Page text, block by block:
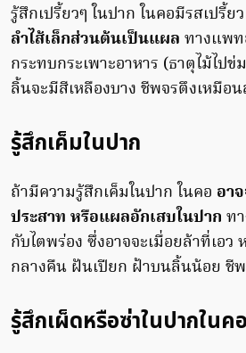
รู้สึกเปรี้ยวๆ ในปาก ในคอมีรสเปรี้ยว
ลำไส้เล็กส่วนต้นเป็นแผล ทางแพท
กระทบกระเพาะอาหาร (ธาตุไม้ไ
ลิ้นจะมีสีเหลืองบาง ชีพจรตึงเหมือ
รู้สึกเค็มในปาก
ถ้ามีความรู้สึกเค็มในปาก ในคอ อา
ประสาท หรือแผลอักเสบในปาก ท
กับไตพร่อง ซึ่งอาจจะเมื่อยล้าที่เอ
กลางคืน ฝันเปียก ฝ้าบนลิ้นน้อย ชีพ
รู้สึกเผ็ดหรือซ่าในปากในคอ